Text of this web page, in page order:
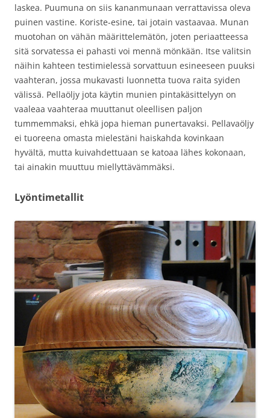
laskea. Puumuna on siis kananmunaan verrattavissa oleva
puinen vastine. Koriste-esine, tai jotain vastaavaa. Munan
muotohan on vähän määrittelemätön, joten periaatteessa
sitä sorvatessa ei pahasti voi mennä mönkään. Itse valitsin
näihin kahteen testimielessä sorvattuun esineeseen puuksi
vaahteran, jossa mukavasti luonnetta tuova raita syiden
välissä. Pellaöljy jota käytin munien pintakäsittelyyn on
vaaleaa vaahteraa muuttanut oleellisen paljon
tummemmaksi, ehkä jopa hieman punertavaksi. Pellavaöljy
ei tuoreena omasta mielestäni haiskahda kovinkaan
hyvältä, mutta kuivahdettuaan se katoaa lähes kokonaan,
tai ainakin muuttuu miellyttävämmäksi.
Lyöntimetallit